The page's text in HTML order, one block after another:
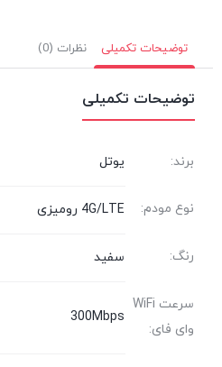
توضیحات تکمیلی نظرات (0)
توضیحات تکمیلی
برند: یوتل
نوع مودم: 4G/LTE رومیزی
رنگ: سفید
سرعت WiFi
وای فای:
300Mbps